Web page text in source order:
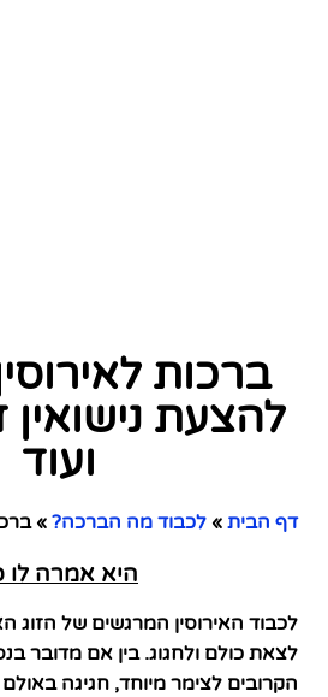
ברכות
להצעת נישואין
ועוד
דף הבית » לכבוד מה הברכה? »
היא אמרה לו
לכבוד האירוסין המרגשים של
לצאת כולם ולחגוג. בין אם מדובר
הקרובים לצימר מיוחד, חגיגה